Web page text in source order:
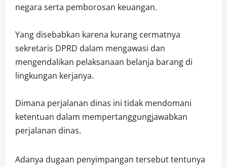
negara serta pemborosan keuangan.
Yang disebabkan karena kurang cermatnya
sekretaris DPRD dalam mengawasi dan
mengendalikan pelaksanaan belanja barang di
lingkungan kerjanya.
Dimana perjalanan dinas ini tidak mendomani
ketentuan dalam mempertanggungjawabkan
perjalanan dinas.
Adanya dugaan penyimpangan tersebut tentunya